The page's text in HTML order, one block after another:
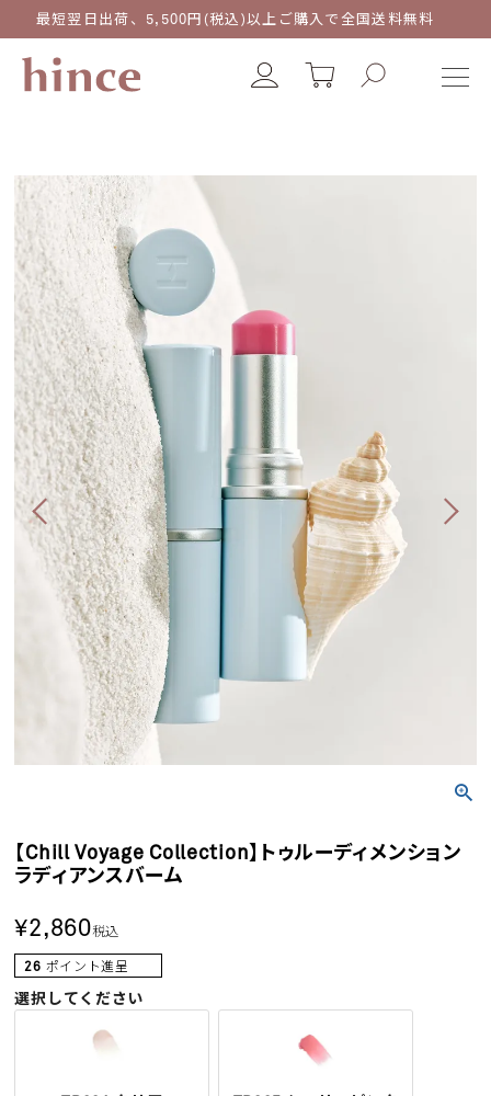
最短翌日出荷、5,500円(税込)以上ご購入で全国送料無料
【Chill Voyage Collection】トゥルーディメンション
ラディアンスバーム
¥2,860税込
26 ポイント進呈
選択してください